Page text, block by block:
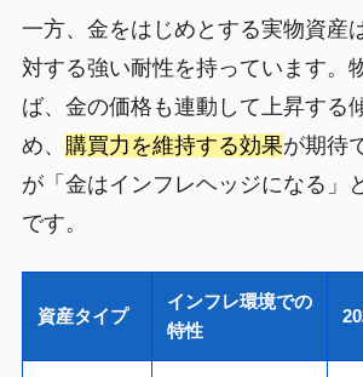
一方、金をはじめとする実物資産
対する強い耐性を持っています。
ば、金の価格も連動して上昇する
め、 購買力を維持する効果が期待
が「金はインフレヘッジになる」
です。
資産タイプ
インフレ環境での
特性